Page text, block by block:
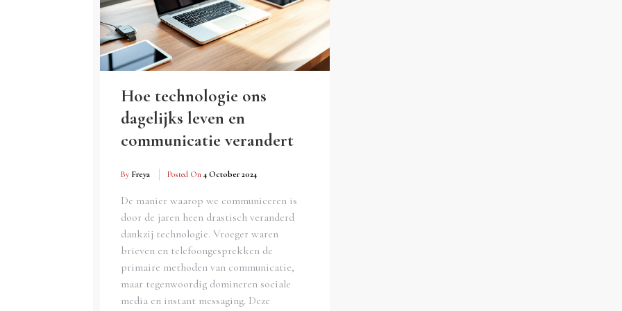
Hoe technologie ons
dagelijks leven en
communicatie verandert
By Freya Posted On4 October 2024
De manier waarop we communiceren is
door de jaren heen drastisch veranderd
dankzij technologie. Vroeger waren
brieven en telefoongesprekken de
primaire methoden van communicatie,
maar tegenwoordig domineren sociale
media en instant messaging. Deze